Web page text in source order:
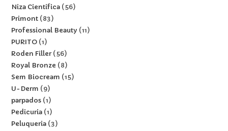
Niza Cientifica 56
Primont 83
Professional Beauty
11
PURITO 1
Roden Filler 56
Royal Bronze
8
Sem Biocream
15
U-Derm
9
parpados 1
Pedicuria 1
Peluqueria 3